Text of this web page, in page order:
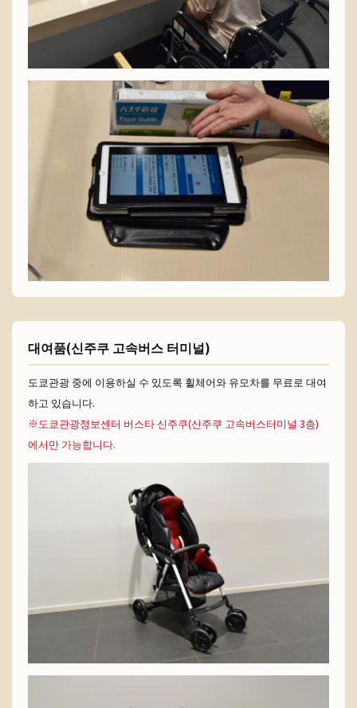
대여품(신주쿠 고속버스 터미널)
도쿄관광 중에 이용하실 수 있도록 휠체어와 유모차를 무료로 대여
하고 있습니다.
※도쿄관광정보센터 버스타 신주쿠(신주쿠 고속버스터미널 3층)
에서만 가능합니다.